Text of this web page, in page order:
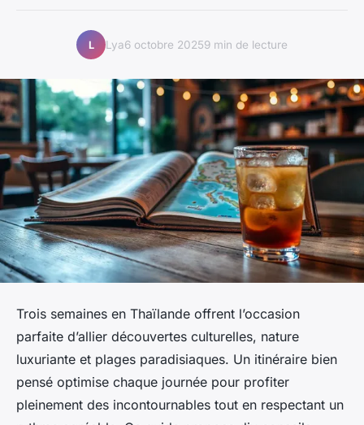
L Lya6 octobre 20259 min de lecture
Trois semaines en Thaïlande offrent l’occasion
parfaite d’allier découvertes culturelles, nature
luxuriante et plages paradisiaques. Un itinéraire bien
pensé optimise chaque journée pour profiter
pleinement des incontournables tout en respectant un